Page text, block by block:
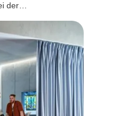
der…